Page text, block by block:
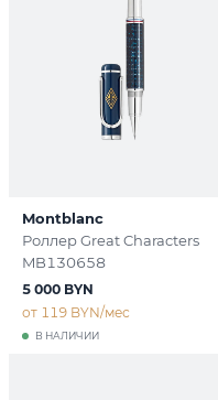
Montblanc
Роллер Great Characters
MB130658
В НАЛИЧИИ
5 000 BYN
от 119 BYN/мес